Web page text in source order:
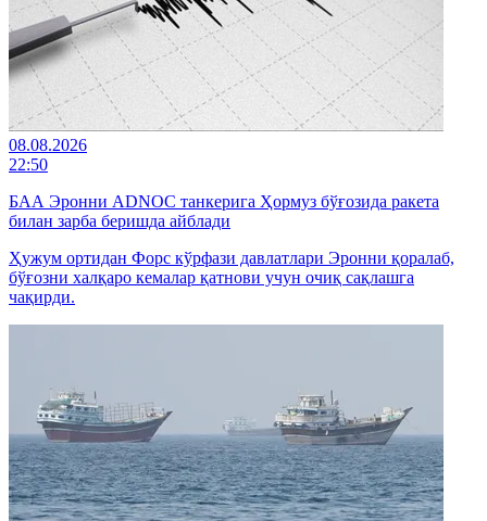
08.08.2026
22:50
БАА Эронни ADNOC танкерига Ҳормуз бўғозида ракета
билан зарба беришда айблади
Ҳужум ортидан Форс кўрфази давлатлари Эронни қоралаб,
бўғозни халқаро кемалар қатнови учун очиқ сақлашга
чақирди.